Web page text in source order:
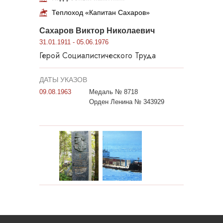
Теплоход «Капитан Сахаров»
Сахаров Виктор Николаевич
31.01.1911 - 05.06.1976
Герой Социалистического Труда
ДАТЫ УКАЗОВ
09.08.1963
Медаль № 8718
Орден Ленина № 343929